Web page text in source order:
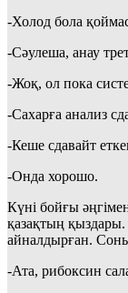
-Холод бола
-Сәулеша, анау
-Жоқ, ол пока
-Сахарға анализ
-Кеше сдавайт
-Онда хорошо.
Күні бойғы
қазақтың қыздары.
айналдырған. Соны
-Ата, рибоксин